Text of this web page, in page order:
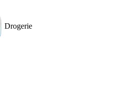
Drogerie